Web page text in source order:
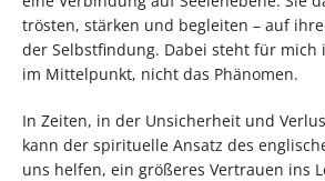
trösten, stärken und begleiten – auf
der Selbstfindung. Dabei steht für mich
im Mittelpunkt, nicht das Phänomen.
In Zeiten, in der Unsicherheit und
kann der spirituelle Ansatz des
uns helfen, ein größeres Vertrauen ins